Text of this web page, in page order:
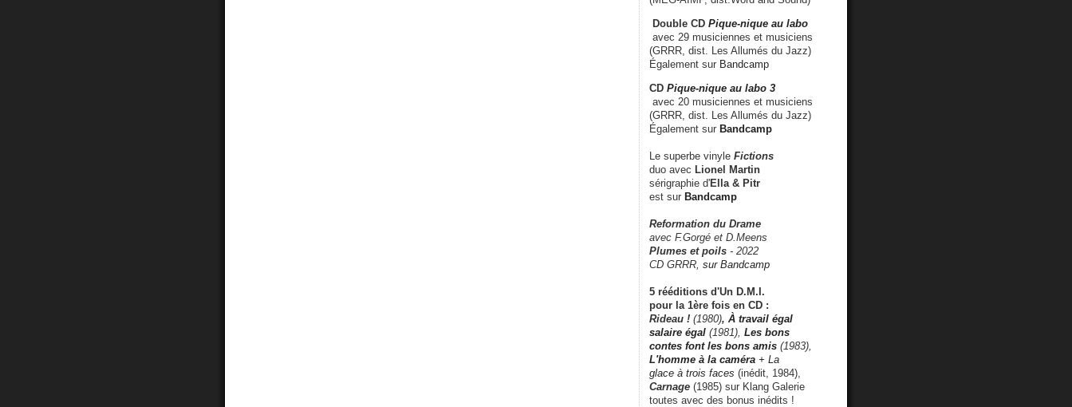
Double CD Pique-nique au labo
avec 29 musiciennes et musiciens
(GRRR, dist. Les Allumés du Jazz)
Également sur Bandcamp
CD Pique-nique au labo 3
avec 20 musiciennes et musiciens
(GRRR, dist. Les Allumés du Jazz)
Également sur Bandcamp
Le superbe vinyle Fictions
duo avec Lionel Martin
sérigraphie d'Ella & Pitr
est sur Bandcamp
Reformation du Drame
avec F.Gorgé et D.Meens
Plumes et poils - 2022
CD GRRR, sur Bandcamp
5 rééditions d'Un D.M.I.
pour la 1ère fois en CD :
Rideau ! (1980), À travail égal
salaire égal (1981), Les bons
contes font les bons amis (1983),
L'homme à la caméra + La
glace à trois faces (inédit, 1984),
Carnage (1985) sur Klang Galerie
toutes avec des bonus inédits !